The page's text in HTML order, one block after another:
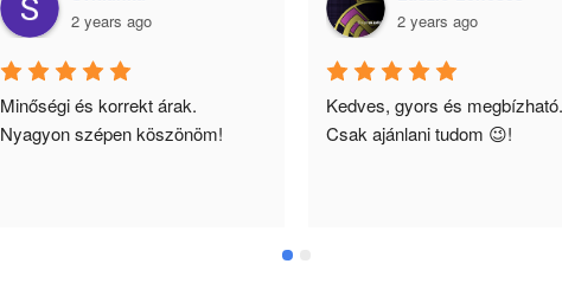
2 years ago
Minőségi és korrekt árak.
Nyagyon szépen köszönöm!
2 years ago
Kedves, gyors és megbízható.
Csak ajánlani tudom 😉!